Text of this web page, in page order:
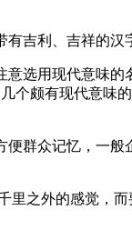
吉利、吉祥的汉
选用现代意味
颇有现代意味
群众记忆，一
之外的感觉，